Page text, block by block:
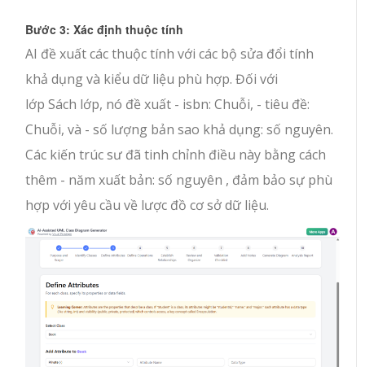
Bước 3: Xác định thuộc tính
AI đề xuất các thuộc tính với các bộ sửa đổi tính
khả dụng và kiểu dữ liệu phù hợp. Đối với
lớpSách lớp, nó đề xuất - isbn: Chuỗi, - tiêu đề:
Chuỗi, và - số lượng bản sao khả dụng: số nguyên.
Các kiến trúc sư đã tinh chỉnh điều này bằng cách
thêm - năm xuất bản: số nguyên , đảm bảo sự phù
hợp với yêu cầu về lược đồ cơ sở dữ liệu.